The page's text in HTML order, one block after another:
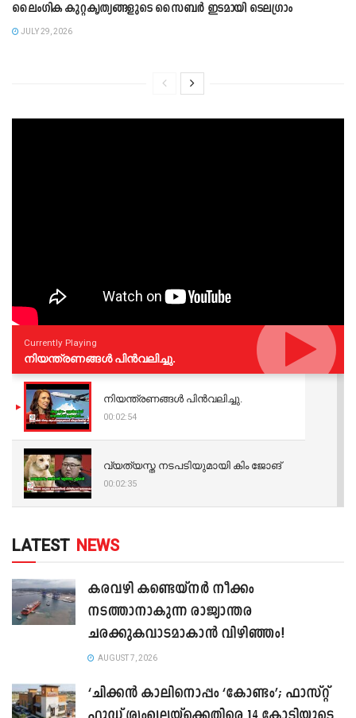
ലൈംഗിക കുറ്റകൃത്യങ്ങളുടെ സൈബർ ഇടമായി ടെലഗ്രാം
JULY 29, 2026
Currently Playing
നിയന്ത്രണങ്ങള്‍ പിന്‍വലിച്ചു.
നിയന്ത്രണങ്ങള്‍ പിന്‍വലിച്ചു.
00:02:54
വ്യത്യസ്ത നടപടിയുമായി കിം ജോങ്
00:02:35
LATEST NEWS
കരവഴി കണ്ടെയ്നർ നീക്കം
നടത്താനാകുന്ന രാജ്യാന്തര
ചരക്കുകവാടമാകാൻ വിഴിഞ്ഞം!
AUGUST 7, 2026
‘ചിക്കൻ കാലിനൊപ്പം ‘കോണ്ടം’; ഫാസ്റ്റ്